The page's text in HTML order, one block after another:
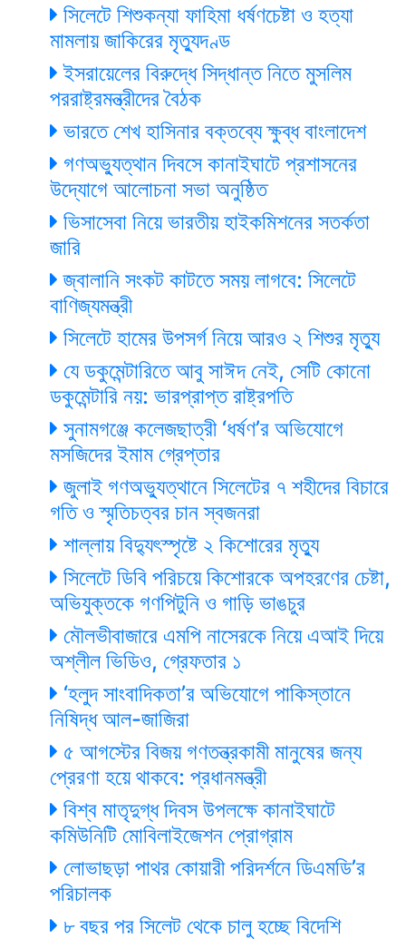
সিলেটে শিশুকন্যা ফাহিমা ধর্ষণচেষ্টা ও হত্যা
মামলায় জাকিরের মৃত্যুদণ্ড
ইসরায়েলের বিরুদ্ধে সিদ্ধান্ত নিতে মুসলিম
পররাষ্ট্রমন্ত্রীদের বৈঠক
ভারতে শেখ হাসিনার বক্তব্যে ক্ষুব্ধ বাংলাদেশ
গণঅভ্যুত্থান দিবসে কানাইঘাটে প্রশাসনের
উদ্যোগে আলোচনা সভা অনুষ্ঠিত
ভিসাসেবা নিয়ে ভারতীয় হাইকমিশনের সতর্কতা
জারি
জ্বালানি সংকট কাটতে সময় লাগবে: সিলেটে
বাণিজ্যমন্ত্রী
সিলেটে হামের উপসর্গ নিয়ে আরও ২ শিশুর মৃত্যু
যে ডকুমেন্টারিতে আবু সাঈদ নেই, সেটি কোনো
ডকুমেন্টারি নয়: ভারপ্রাপ্ত রাষ্ট্রপতি
সুনামগঞ্জে কলেজছাত্রী ‘ধর্ষণ’র অভিযোগে
মসজিদের ইমাম গ্রেপ্তার
জুলাই গণঅভ্যুত্থানে সিলেটের ৭ শহীদের বিচারে
গতি ও স্মৃতিচত্বর চান স্বজনরা
শাল্লায় বিদ্যুৎস্পৃষ্টে ২ কিশোরের মৃত্যু
সিলেটে ডিবি পরিচয়ে কিশোরকে অপহরণের চেষ্টা,
অভিযুক্তকে গণপিটুনি ও গাড়ি ভাঙচুর
মৌলভীবাজারে এমপি নাসেরকে নিয়ে এআই দিয়ে
অশ্লীল ভিডিও, গ্রেফতার ১
‘হলুদ সাংবাদিকতা’র অভিযোগে পাকিস্তানে
নিষিদ্ধ আল-জাজিরা
৫ আগস্টের বিজয় গণতন্ত্রকামী মানুষের জন্য
প্রেরণা হয়ে থাকবে: প্রধানমন্ত্রী
বিশ্ব মাতৃদুগ্ধ দিবস উপলক্ষে কানাইঘাটে
কমিউনিটি মোবিলাইজেশন প্রোগ্রাম
লোভাছড়া পাথর কোয়ারী পরিদর্শনে ডিএমডি’র
পরিচালক
৮ বছর পর সিলেট থেকে চালু হচ্ছে বিদেশি